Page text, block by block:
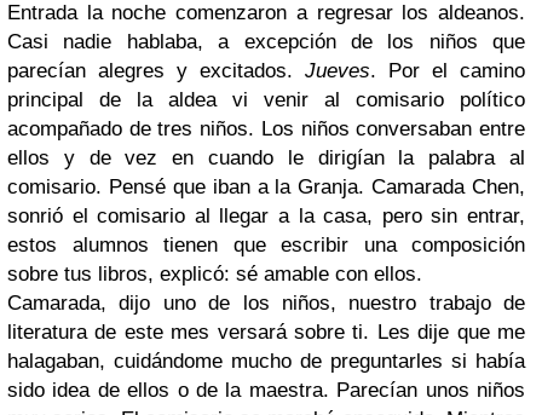
Entrada la noche comenzaron a regresar los aldeanos.
Casi nadie hablaba, a excepción de los niños que
parecían alegres y excitados. Jueves. Por el camino
principal de la aldea vi venir al comisario político
acompañado de tres niños. Los niños conversaban entre
ellos y de vez en cuando le dirigían la palabra al
comisario. Pensé que iban a la Granja. Camarada Chen,
sonrió el comisario al llegar a la casa, pero sin entrar,
estos alumnos tienen que escribir una composición
sobre tus libros, explicó: sé amable con ellos.
Camarada, dijo uno de los niños, nuestro trabajo de
literatura de este mes versará sobre ti. Les dije que me
halagaban, cuidándome mucho de preguntarles si había
sido idea de ellos o de la maestra. Parecían unos niños